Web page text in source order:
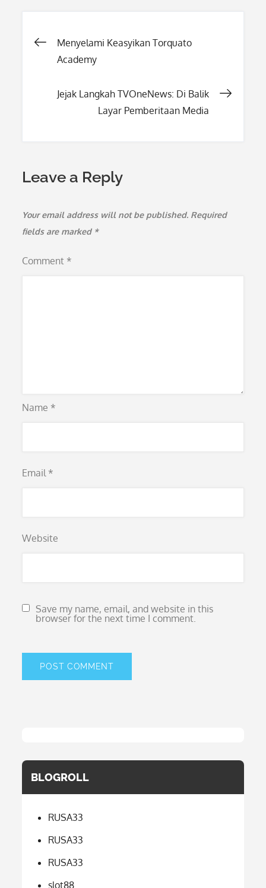
Post
Menyelami Keasyikan Torquato
Academy
Jejak Langkah TVOneNews: Di Balik
Layar Pemberitaan Media
Leave a Reply
Your email address will not be published. Required
fields are marked *
Comment *
Name *
Email *
Website
Save my name, email, and website in this
browser for the next time I comment.
BLOGROLL
RUSA33
RUSA33
RUSA33
slot88